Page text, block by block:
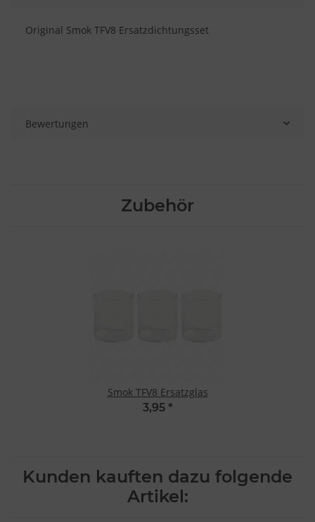
Original Smok TFV8 Ersatzdichtungsset
Bewertungen
Zubehör
Smok TFV8 Ersatzglas
3,95 *
Kunden kauften dazu folgende
Artikel: